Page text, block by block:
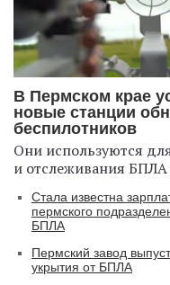
В Пермском крае
новые станции
беспилотников
Они используются
и отслеживания БПЛА
Стала известна
пермского
БПЛА
Пермский завод
укрытия от БПЛА